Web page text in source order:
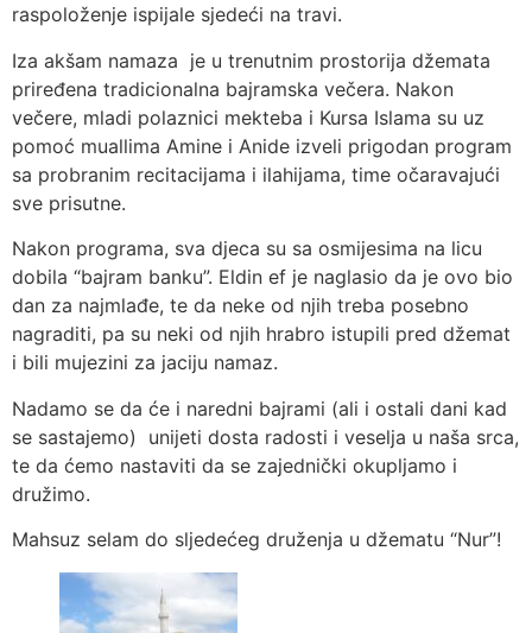
raspoloženje ispijale sjedeći na travi.
Iza akšam namaza je u trenutnim prostorija džemata
priređena tradicionalna bajramska večera. Nakon
večere, mladi polaznici mekteba i Kursa Islama su uz
pomoć muallima Amine i Anide izveli prigodan program
sa probranim recitacijama i ilahijama, time očaravajući
sve prisutne.
Nakon programa, sva djeca su sa osmijesima na licu
dobila “bajram banku”. Eldin ef je naglasio da je ovo bio
dan za najmlađe, te da neke od njih treba posebno
nagraditi, pa su neki od njih hrabro istupili pred džemat
i bili mujezini za jaciju namaz.
Nadamo se da će i naredni bajrami (ali i ostali dani kad
se sastajemo) unijeti dosta radosti i veselja u naša srca,
te da ćemo nastaviti da se zajednički okupljamo i
družimo.
Mahsuz selam do sljedećeg druženja u džematu “Nur”!